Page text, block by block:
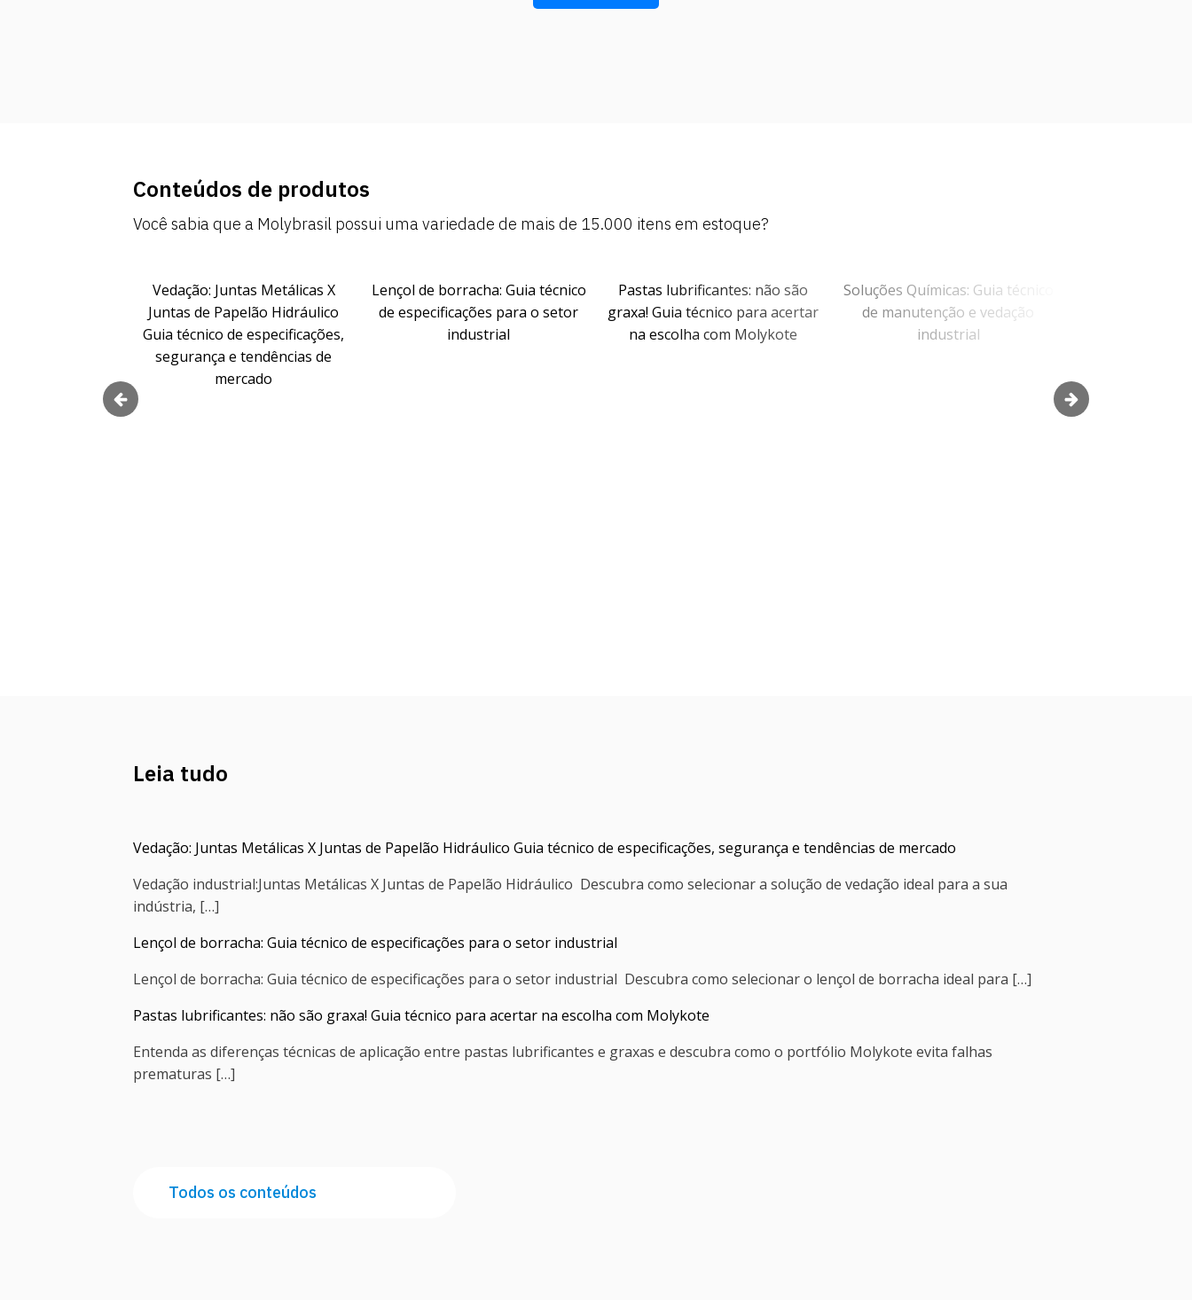
Conteúdos de produtos
Você sabia que a Molybrasil possui uma variedade de mais de 15.000 itens em estoque?
Vedação: Juntas Metálicas X
Juntas de Papelão Hidráulico
Guia técnico de especificações,
segurança e tendências de
mercado
Lençol de borracha: Guia técnico
de especificações para o setor
industrial
Pastas lubrificantes: não são
graxa! Guia técnico para acertar
na escolha com Molykote
Soluções Químicas: Guia técnico
de manutenção e vedação
industrial
Leia tudo
Vedação: Juntas Metálicas X Juntas de Papelão Hidráulico Guia técnico de especificações, segurança e tendências de mercado
Vedação industrial:Juntas Metálicas X Juntas de Papelão Hidráulico Descubra como selecionar a solução de vedação ideal para a sua
indústria, […]
Lençol de borracha: Guia técnico de especificações para o setor industrial
Lençol de borracha: Guia técnico de especificações para o setor industrial Descubra como selecionar o lençol de borracha ideal para […]
Pastas lubrificantes: não são graxa! Guia técnico para acertar na escolha com Molykote
Entenda as diferenças técnicas de aplicação entre pastas lubrificantes e graxas e descubra como o portfólio Molykote evita falhas
prematuras […]
Todos os conteúdos